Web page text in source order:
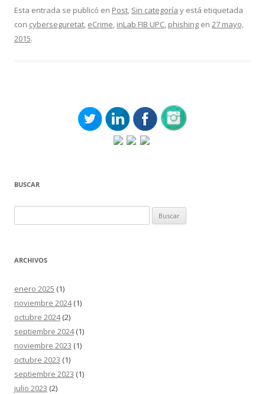
Esta entrada se publicó en Post, Sin categoría y está etiquetada
con cyberseguretat, eCrime, inLab FIB UPC, phishing en 27 mayo,
2015.
BUSCAR
ARCHIVOS
enero 2025 (1)
noviembre 2024(1)
octubre 2024(2)
septiembre 2024(1)
noviembre 2023 (1)
octubre 2023 (1)
septiembre 2023 (1)
julio 2023 (2)